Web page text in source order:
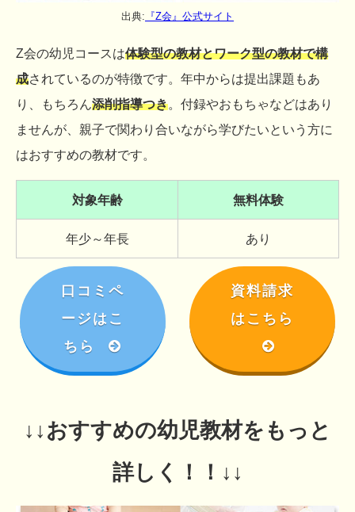
出典: 『Z会』公式サイト
Z会の幼児コースは体験型の教材とワーク型の教材で構
成されているのが特徴です。年中からは提出課題もあ
り、もちろん 添削指導つき 。付録やおもちゃなどはあり
ませんが、親子で関わり合いながら学びたいという方に
はおすすめの教材です。
対象年齢 無料体験
年少～年長 あり
口コミペ
ージはこ
ちら
資料請求
はこちら
↓↓おすすめの幼児教材をもっと
詳しく！！↓↓